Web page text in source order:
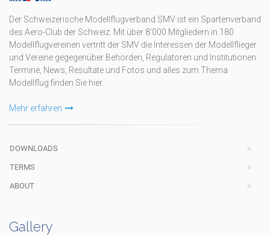
Der Schweizerische Modellflugverband SMV ist ein Spartenverband
des Aero-Club der Schweiz. Mit über 8'000 Mitgliedern in 180
Modellflugvereinen vertritt der SMV die Interessen der Modellflieger
und Vereine gegegenüber Behörden, Regulatoren und Institutionen.
Termine, News, Resultate und Fotos und alles zum Thema
Modellflug finden Sie hier.
Mehr erfahren
DOWNLOADS
TERMS
ABOUT
Gallery